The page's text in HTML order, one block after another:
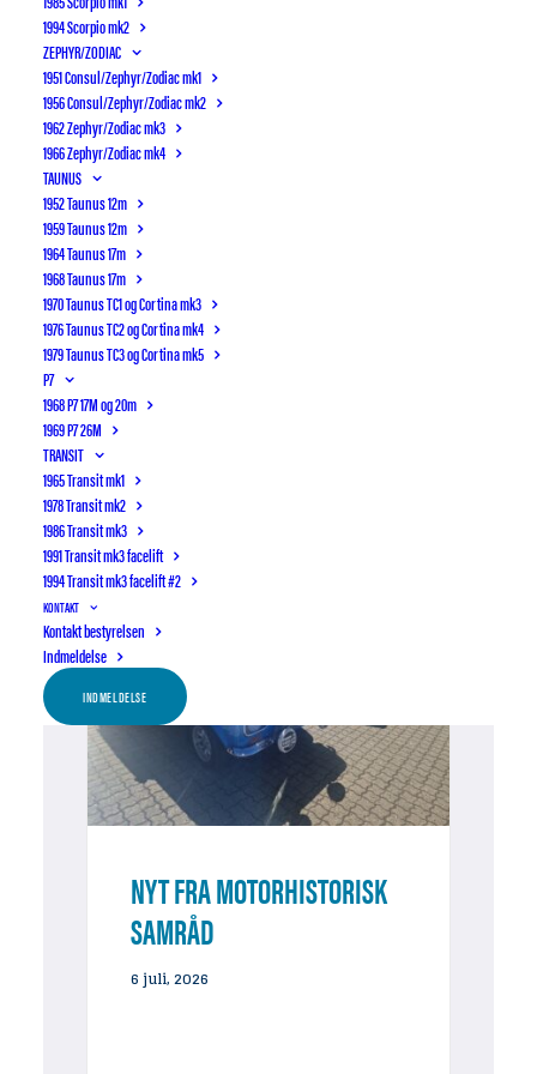
1994 Scorpio mk2
ZEPHYR/ZODIAC
1951 Consul/Zephyr/Zodiac mk1
1956 Consul/Zephyr/Zodiac mk2
1962 Zephyr/Zodiac mk3
1966 Zephyr/Zodiac mk4
TAUNUS
1952 Taunus 12m
1959 Taunus 12m
1964 Taunus 17m
1968 Taunus 17m
1970 Taunus TC1 og Cortina mk3
1976 Taunus TC2 og Cortina mk4
1979 Taunus TC3 og Cortina mk5
P7
1968 P7 17M og 20m
1969 P7 26M
TRANSIT
1965 Transit mk1
1978 Transit mk2
1986 Transit mk3
1991 Transit mk3 facelift
1994 Transit mk3 facelift #2
KONTAKT
Kontakt bestyrelsen
Indmeldelse
INDMELDELSE
NYT FRA MOTORHISTORISK
SAMRÅD
5 august, 2026
NYT FRA MOTORHISTORISK
SAMRÅD
6 juli, 2026